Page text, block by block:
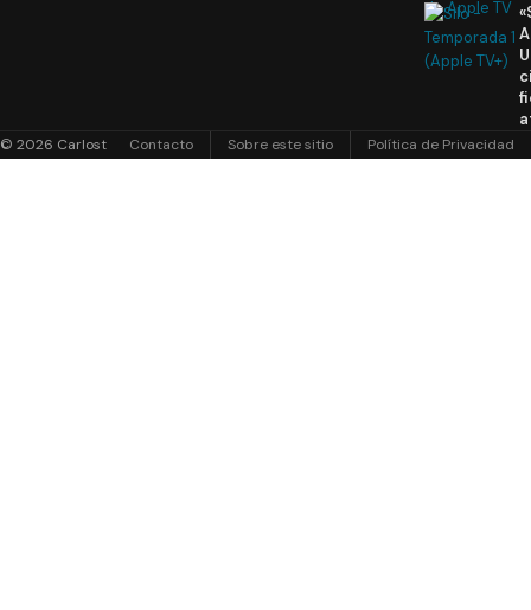
© 2026 Carlost Contacto Sobre este sitio Política de Privacidad